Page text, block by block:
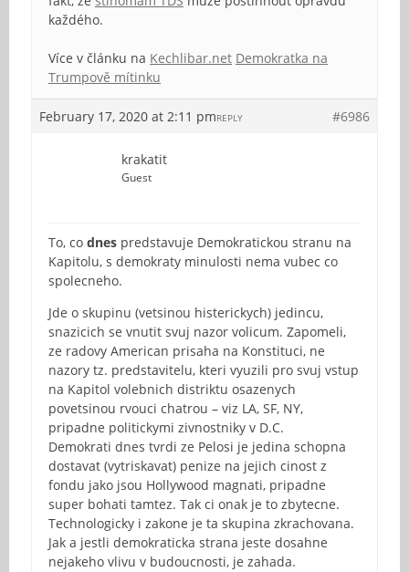
každého.
Více v článku na Kechlibar.net Demokratka na
Trumpově mítinku
February 17, 2020 at 2:11 pm #6986
REPLY
krakatit
Guest
To, co dnes predstavuje Demokratickou stranu na
Kapitolu, s demokraty minulosti nema vubec co
spolecneho.
Jde o skupinu (vetsinou histerickych) jedincu,
snazicich se vnutit svuj nazor volicum. Zapomeli,
ze radovy American prisaha na Konstituci, ne
nazory tz. predstavitelu, kteri vyuzili pro svuj vstup
na Kapitol volebnich distriktu osazenych
povetsinou rvouci chatrou – viz LA, SF, NY,
pripadne politickymi zivnostniky v D.C.
Demokrati dnes tvrdi ze Pelosi je jedina schopna
dostavat (vytriskavat) penize na jejich cinost z
fondu jako jsou Hollywood magnati, pripadne
super bohati tamtez. Tak ci onak je to zbytecne.
Technologicky i zakone je ta skupina zkrachovana.
Jak a jestli demokraticka strana jeste dosahne
nejakeho vlivu v budoucnosti, je zahada.